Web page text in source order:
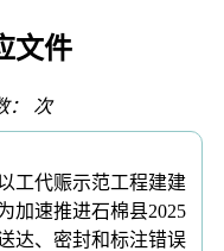
文件
： 次
代赈示范工程建建
加速推进石棉县2025
达、密封和标注错误